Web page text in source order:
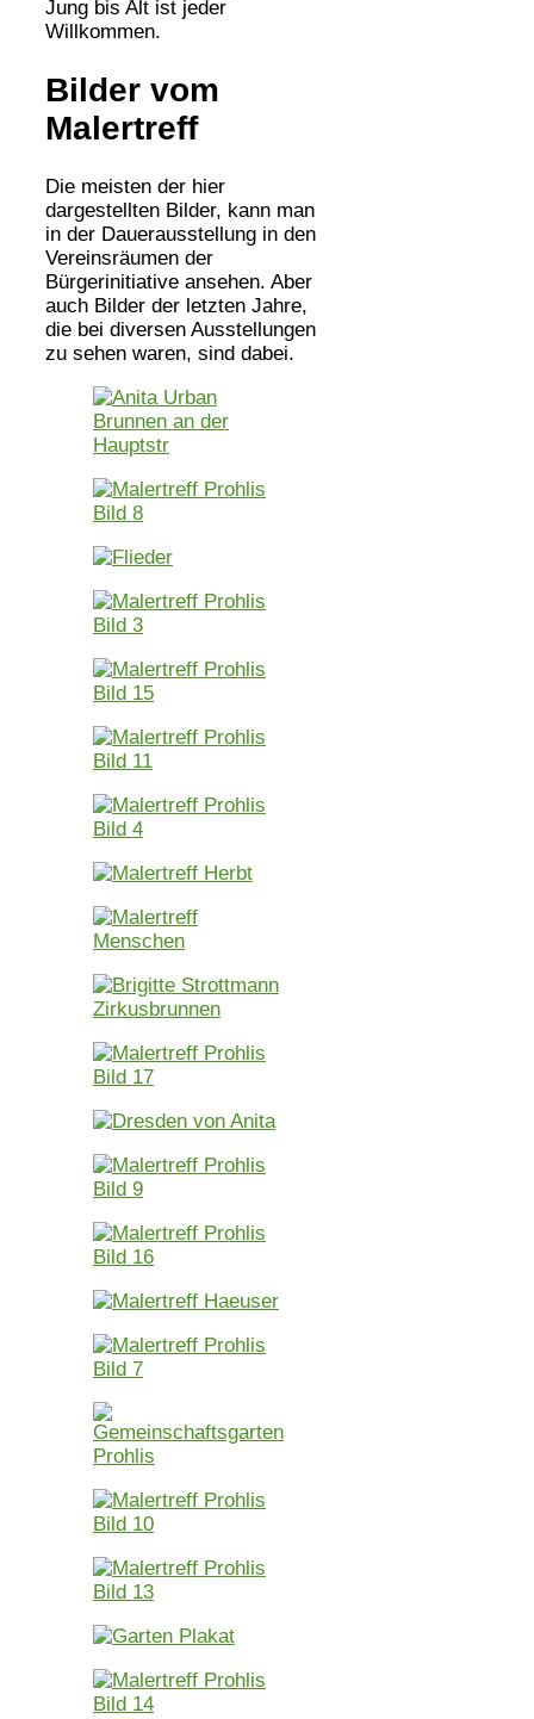
Jung bis Alt ist jeder
Willkommen.
Bilder vom
Malertreff
Die meisten der hier
dargestellten Bilder, kann man
in der Dauerausstellung in den
Vereinsräumen der
Bürgerinitiative ansehen. Aber
auch Bilder der letzten Jahre,
die bei diversen Ausstellungen
zu sehen waren, sind dabei.